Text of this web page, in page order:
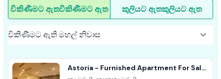
විකිණීමට ඇතවිකිණීමට ඇත කුලියට ඇතකුලියට ඇත
Astoria - Furnished Apartment For Sale